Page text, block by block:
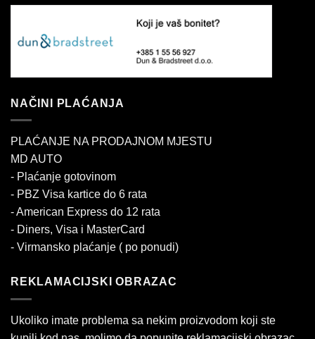
NAČINI PLAĆANJA
PLAĆANJE NA PRODAJNOM MJESTU
MD AUTO
- Plaćanje gotovinom
- PBZ Visa kartice do 6 rata
- American Express do 12 rata
- Diners, Visa i MasterCard
- Virmansko plaćanje ( po ponudi)
REKLAMACIJSKI OBRAZAC
Ukoliko imate problema sa nekim proizvodom koji ste